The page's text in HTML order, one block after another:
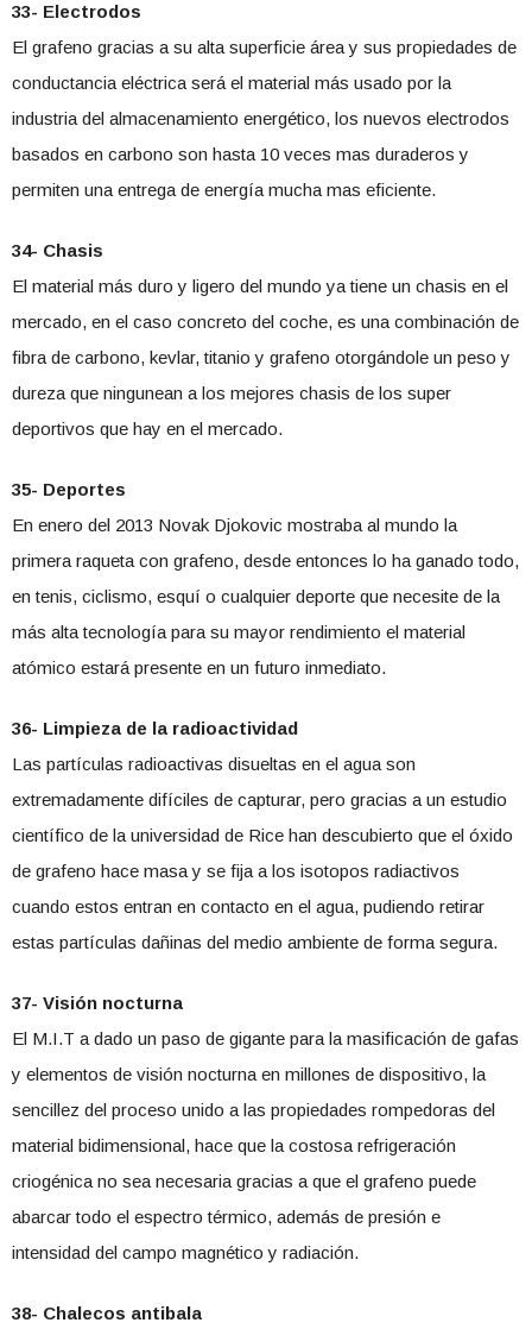
33- Electrodos
El grafeno gracias a su alta superficie área y sus propiedades de
conductancia eléctrica será el material más usado por la
industria del almacenamiento energético, los nuevos electrodos
basados en carbono son hasta 10 veces mas duraderos y
permiten una entrega de energía mucha mas eficiente.
34- Chasis
El material más duro y ligero del mundo ya tiene un chasis en el
mercado, en el caso concreto del coche, es una combinación de
fibra de carbono, kevlar, titanio y grafeno otorgándole un peso y
dureza que ningunean a los mejores chasis de los super
deportivos que hay en el mercado.
35- Deportes
En enero del 2013 Novak Djokovic mostraba al mundo la
primera raqueta con grafeno, desde entonces lo ha ganado todo,
en tenis, ciclismo, esquí o cualquier deporte que necesite de la
más alta tecnología para su mayor rendimiento el material
atómico estará presente en un futuro inmediato.
36- Limpieza de la radioactividad
Las partículas radioactivas disueltas en el agua son
extremadamente difíciles de capturar, pero gracias a un estudio
científico de la universidad de Rice han descubierto que el óxido
de grafeno hace masa y se fija a los isotopos radiactivos
cuando estos entran en contacto en el agua, pudiendo retirar
estas partículas dañinas del medio ambiente de forma segura.
37- Visión nocturna
El M.I.T a dado un paso de gigante para la masificación de gafas
y elementos de visión nocturna en millones de dispositivo, la
sencillez del proceso unido a las propiedades rompedoras del
material bidimensional, hace que la costosa refrigeración
criogénica no sea necesaria gracias a que el grafeno puede
abarcar todo el espectro térmico, además de presión e
intensidad del campo magnético y radiación.
38- Chalecos antibala